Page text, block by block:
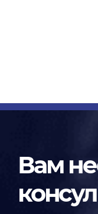
Вам